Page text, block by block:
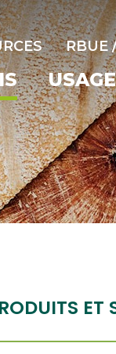
RBUE
ET